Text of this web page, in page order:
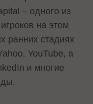
– одного из
на этом
ранних стадиях
YouTube, а
и многие